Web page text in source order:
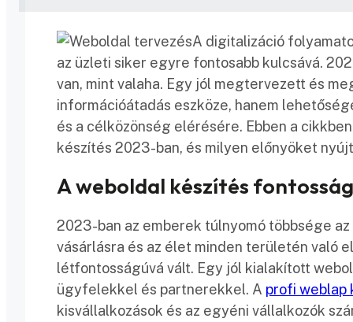
A digitalizáció
az üzleti siker egyre fontosabb kulcsává.
van, mint valaha. Egy jól megtervezett és
információátadás eszköze, hanem
és a célközönség elérésére. Ebben a
készítés 2023-ban, és milyen előnyöket
A weboldal készítés
2023-ban az emberek túlnyomó többsége
vásárlásra és az élet minden területén való
létfontosságúvá vált. Egy jól kialakított
ügyfelekkel és partnerekkel. A profi weblap
kisvállalkozások és az egyéni vállalkozók